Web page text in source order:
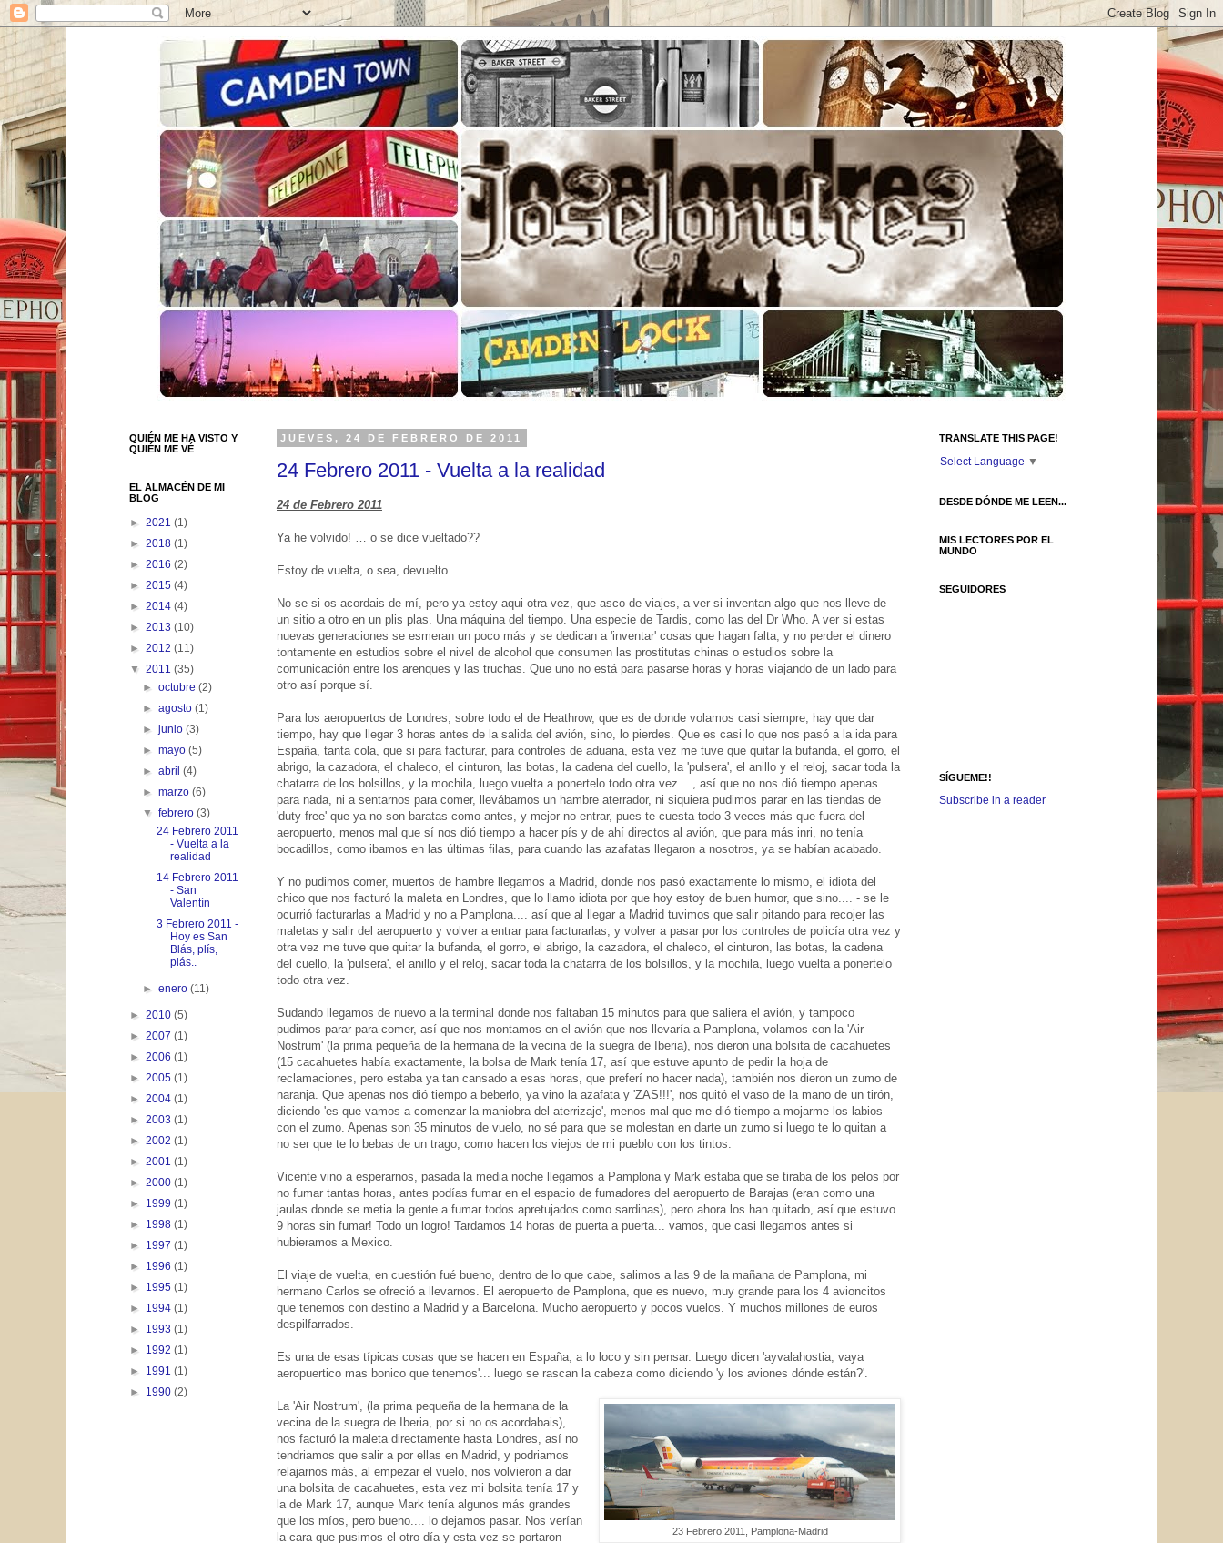
JUEVES, 24 DE FEBRERO DE 2011
24 Febrero 2011 - Vuelta a la realidad
24 de Febrero 2011
Ya he volvido! … o se dice vueltado??
Estoy de vuelta, o sea, devuelto.
No se si os acordais de mí, pero ya estoy aqui otra vez, que asco de viajes, a ver si inventan algo que nos lleve de
un sitio a otro en un plis plas. Una máquina del tiempo. Una especie de Tardis, como las del Dr Who. A ver si estas
nuevas generaciones se esmeran un poco más y se dedican a 'inventar' cosas que hagan falta, y no perder el dinero
tontamente en estudios sobre el nivel de alcohol que consumen las prostitutas chinas o estudios sobre la
comunicación entre los arenques y las truchas. Que uno no está para pasarse horas y horas viajando de un lado para
otro así porque sí.
Para los aeropuertos de Londres, sobre todo el de Heathrow, que es de donde volamos casi siempre, hay que dar
tiempo, hay que llegar 3 horas antes de la salida del avión, sino, lo pierdes. Que es casi lo que nos pasó a la ida para
España, tanta cola, que si para facturar, para controles de aduana, esta vez me tuve que quitar la bufanda, el gorro, el
abrigo, la cazadora, el chaleco, el cinturon, las botas, la cadena del cuello, la 'pulsera', el anillo y el reloj, sacar toda la
chatarra de los bolsillos, y la mochila, luego vuelta a ponertelo todo otra vez... , así que no nos dió tiempo apenas
para nada, ni a sentarnos para comer, llevábamos un hambre aterrador, ni siquiera pudimos parar en las tiendas de
'duty-free' que ya no son baratas como antes, y mejor no entrar, pues te cuesta todo 3 veces más que fuera del
aeropuerto, menos mal que sí nos dió tiempo a hacer pís y de ahí directos al avión, que para más inri, no tenía
bocadillos, como ibamos en las últimas filas, para cuando las azafatas llegaron a nosotros, ya se habían acabado.
Y no pudimos comer, muertos de hambre llegamos a Madrid, donde nos pasó exactamente lo mismo, el idiota del
chico que nos facturó la maleta en Londres, que lo llamo idiota por que hoy estoy de buen humor, que sino.... - se le
ocurrió facturarlas a Madrid y no a Pamplona.... así que al llegar a Madrid tuvimos que salir pitando para recojer las
maletas y salir del aeropuerto y volver a entrar para facturarlas, y volver a pasar por los controles de policía otra vez y
otra vez me tuve que quitar la bufanda, el gorro, el abrigo, la cazadora, el chaleco, el cinturon, las botas, la cadena
del cuello, la 'pulsera', el anillo y el reloj, sacar toda la chatarra de los bolsillos, y la mochila, luego vuelta a ponertelo
todo otra vez.
Sudando llegamos de nuevo a la terminal donde nos faltaban 15 minutos para que saliera el avión, y tampoco
pudimos parar para comer, así que nos montamos en el avión que nos llevaría a Pamplona, volamos con la 'Air
Nostrum' (la prima pequeña de la hermana de la vecina de la suegra de Iberia), nos dieron una bolsita de cacahuetes
(15 cacahuetes había exactamente, la bolsa de Mark tenía 17, así que estuve apunto de pedir la hoja de
reclamaciones, pero estaba ya tan cansado a esas horas, que preferí no hacer nada), también nos dieron un zumo de
naranja. Que apenas nos dió tiempo a beberlo, ya vino la azafata y 'ZAS!!!', nos quitó el vaso de la mano de un tirón,
diciendo 'es que vamos a comenzar la maniobra del aterrizaje', menos mal que me dió tiempo a mojarme los labios
con el zumo. Apenas son 35 minutos de vuelo, no sé para que se molestan en darte un zumo si luego te lo quitan a
no ser que te lo bebas de un trago, como hacen los viejos de mi pueblo con los tintos.
Vicente vino a esperarnos, pasada la media noche llegamos a Pamplona y Mark estaba que se tiraba de los pelos por
no fumar tantas horas, antes podías fumar en el espacio de fumadores del aeropuerto de Barajas (eran como una
jaulas donde se metia la gente a fumar todos apretujados como sardinas), pero ahora los han quitado, así que estuvo
9 horas sin fumar! Todo un logro! Tardamos 14 horas de puerta a puerta... vamos, que casi llegamos antes si
hubieramos a Mexico.
El viaje de vuelta, en cuestión fué bueno, dentro de lo que cabe, salimos a las 9 de la mañana de Pamplona, mi
hermano Carlos se ofreció a llevarnos. El aeropuerto de Pamplona, que es nuevo, muy grande para los 4 avioncitos
que tenemos con destino a Madrid y a Barcelona. Mucho aeropuerto y pocos vuelos. Y muchos millones de euros
despilfarrados.
Es una de esas típicas cosas que se hacen en España, a lo loco y sin pensar. Luego dicen 'ayvalahostia, vaya
aeropuertico mas bonico que tenemos'... luego se rascan la cabeza como diciendo 'y los aviones dónde están?'.
23 Febrero 2011, Pamplona-Madrid
La 'Air Nostrum', (la prima pequeña de la hermana de la
vecina de la suegra de Iberia, por si no os acordabais),
nos facturó la maleta directamente hasta Londres, así no
tendriamos que salir a por ellas en Madrid, y podriamos
relajarnos más, al empezar el vuelo, nos volvieron a dar
una bolsita de cacahuetes, esta vez mi bolsita tenía 17 y
la de Mark 17, aunque Mark tenía algunos más grandes
que los míos, pero bueno.... lo dejamos pasar. Nos verían
la cara que pusimos el otro día y esta vez se portaron
QUIÉN ME HA VISTO Y
QUIÉN ME VÉ
EL ALMACÉN DE MI
BLOG
► 2021 (1)
► 2018 (1)
► 2016 (2)
► 2015 (4)
► 2014 (4)
► 2013 (10)
► 2012 (11)
▼ 2011 (35)
►octubre(2)
►agosto(1)
►junio(3)
►mayo(5)
►abril(4)
►marzo(6)
▼febrero(3)
24 Febrero 2011
- Vuelta a la
realidad
14 Febrero 2011
- San
Valentín
3 Febrero 2011 -
Hoy es San
Blás, plís,
plás..
►enero(11)
► 2010 (5)
► 2007 (1)
► 2006 (1)
► 2005 (1)
► 2004 (1)
► 2003 (1)
► 2002 (1)
► 2001 (1)
► 2000 (1)
► 1999 (1)
► 1998 (1)
► 1997 (1)
► 1996 (1)
► 1995 (1)
► 1994 (1)
► 1993 (1)
► 1992 (1)
► 1991 (1)
► 1990 (2)
TRANSLATE THIS PAGE!
Select Language ▼
DESDE DÓNDE ME LEEN...
MIS LECTORES POR EL
MUNDO
SEGUIDORES
SÍGUEME!!
Subscribe in a reader